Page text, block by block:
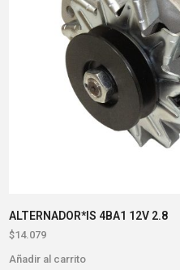
ALTERNADOR*IS 4BA1 12V 2.8
$14.079
Añadir al carrito